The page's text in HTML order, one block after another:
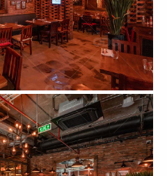
90
LEKAO'S COFFEE
CN Đồng Khởi
92
L'AMANT CAFE